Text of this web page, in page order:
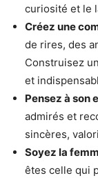
curiosité et le
Créez une
de rires, des
Construisez
et
Pensez à son
admirés et
sincères,
Soyez la
êtes celle qui